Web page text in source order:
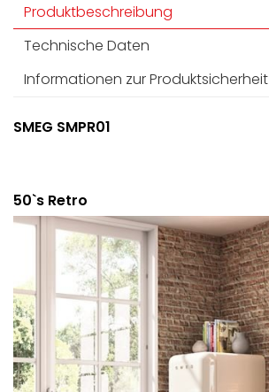
Produktbeschreibung
Technische Daten
Informationen zur Produktsicherheit
SMEG SMPR01
50`s Retro